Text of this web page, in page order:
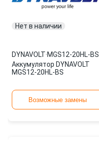
Нет в наличии
DYNAVOLT·MGS12-20HL-BS
Аккумулятор DYNAVOLT
MGS12-20HL-BS
Возможные замены